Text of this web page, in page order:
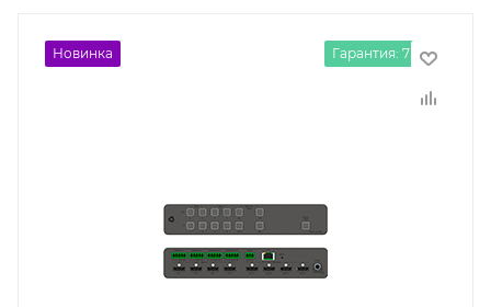
Новинка Гарантия: 7 лет